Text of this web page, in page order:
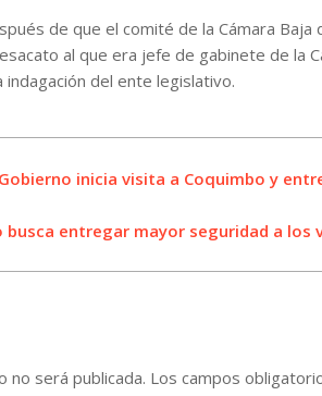
de que el comité de la Cámara
al que era jefe de gabinete de la
del ente legislativo.
inicia visita a Coquimbo y
busca entregar mayor seguridad a los
no será publicada. Los campos